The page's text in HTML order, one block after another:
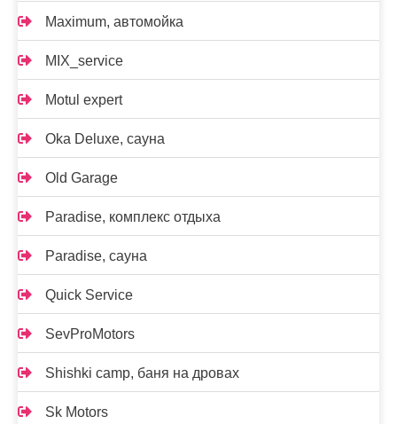
Maximum, автомойка
MIX_service
Motul expert
Oka Deluxe, сауна
Old Garage
Paradise, комплекс отдыха
Paradise, сауна
Quick Service
SevProMotors
Shishki camp, баня на дровах
Sk Motors